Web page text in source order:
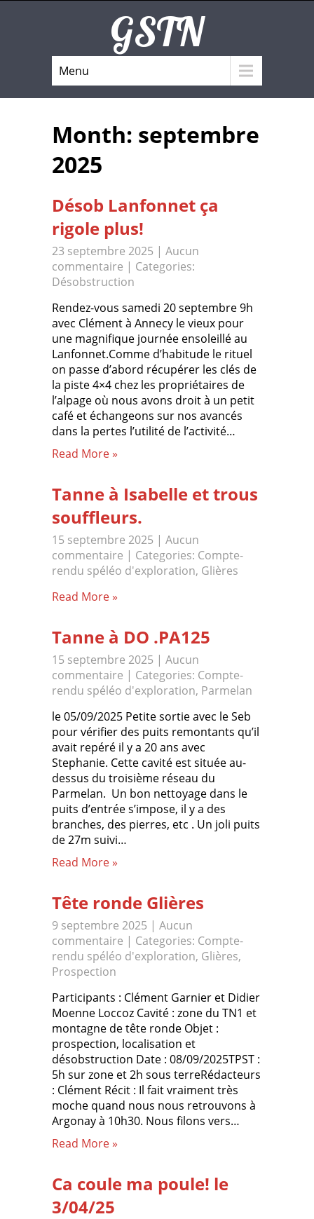
GSTN
Menu
Month: septembre
2025
Désob Lanfonnet ça
rigole plus!
23 septembre 2025 | Aucun
commentaire | Categories:
Désobstruction
Rendez-vous samedi 20 septembre 9h
avec Clément à Annecy le vieux pour
une magnifique journée ensoleillé au
Lanfonnet.Comme d’habitude le rituel
on passe d’abord récupérer les clés de
la piste 4×4 chez les propriétaires de
l’alpage où nous avons droit à un petit
café et échangeons sur nos avancés
dans la pertes l’utilité de l’activité…
Read More »
Tanne à Isabelle et trous
souffleurs.
15 septembre 2025 | Aucun
commentaire | Categories: Compte-
rendu spéléo d'exploration, Glières
Read More »
Tanne à DO .PA125
15 septembre 2025 | Aucun
commentaire | Categories: Compte-
rendu spéléo d'exploration, Parmelan
le 05/09/2025 Petite sortie avec le Seb
pour vérifier des puits remontants qu’il
avait repéré il y a 20 ans avec
Stephanie. Cette cavité est située au-
dessus du troisième réseau du
Parmelan. Un bon nettoyage dans le
puits d’entrée s’impose, il y a des
branches, des pierres, etc . Un joli puits
de 27m suivi…
Read More »
Tête ronde Glières
9 septembre 2025 | Aucun
commentaire | Categories: Compte-
rendu spéléo d'exploration, Glières,
Prospection
Participants : Clément Garnier et Didier
Moenne Loccoz Cavité : zone du TN1 et
montagne de tête ronde Objet :
prospection, localisation et
désobstruction Date : 08/09/2025TPST :
5h sur zone et 2h sous terreRédacteurs
: Clément Récit : Il fait vraiment très
moche quand nous nous retrouvons à
Argonay à 10h30. Nous filons vers…
Read More »
Ca coule ma poule! le
3/04/25